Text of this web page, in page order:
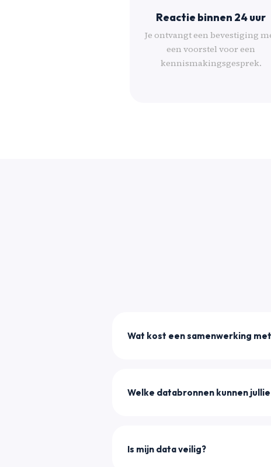
Reactie binnen 24 uur
Je ontvangt een bevestiging
een voorstel voor een
kennismakingsgesprek.
Wat kost een samenwerking
Welke databronnen kunnen
Is mijn data veilig?